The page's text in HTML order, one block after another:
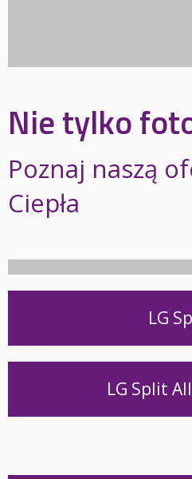
Nie tylko
Poznaj naszą
Ciepła
LG
LG Split